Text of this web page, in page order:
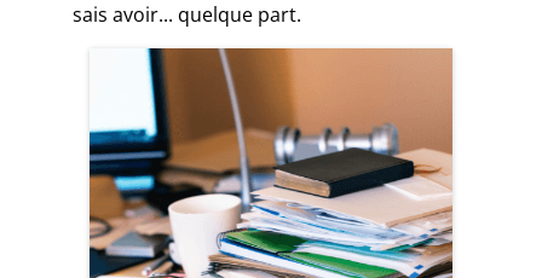
sais avoir... quelque part.